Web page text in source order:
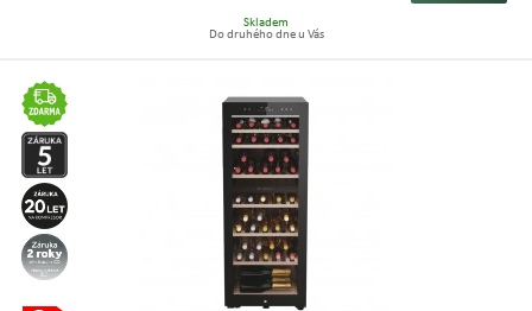
Skladem
Do druhého dne u Vás